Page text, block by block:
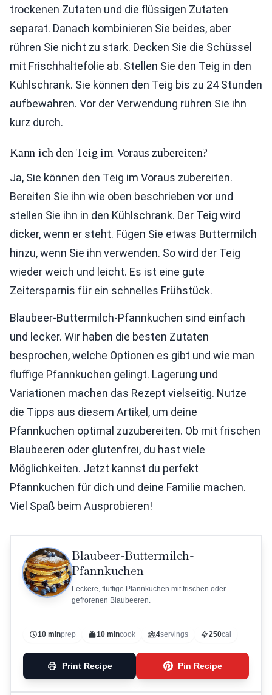
trockenen Zutaten und die flüssigen Zutaten
separat. Danach kombinieren Sie beides, aber
rühren Sie nicht zu stark. Decken Sie die Schüssel
mit Frischhaltefolie ab. Stellen Sie den Teig in den
Kühlschrank. Sie können den Teig bis zu 24 Stunden
aufbewahren. Vor der Verwendung rühren Sie ihn
kurz durch.
Kann ich den Teig im Voraus zubereiten?
Ja, Sie können den Teig im Voraus zubereiten.
Bereiten Sie ihn wie oben beschrieben vor und
stellen Sie ihn in den Kühlschrank. Der Teig wird
dicker, wenn er steht. Fügen Sie etwas Buttermilch
hinzu, wenn Sie ihn verwenden. So wird der Teig
wieder weich und leicht. Es ist eine gute
Zeitersparnis für ein schnelles Frühstück.
Blaubeer-Buttermilch-Pfannkuchen sind einfach
und lecker. Wir haben die besten Zutaten
besprochen, welche Optionen es gibt und wie man
fluffige Pfannkuchen gelingt. Lagerung und
Variationen machen das Rezept vielseitig. Nutze
die Tipps aus diesem Artikel, um deine
Pfannkuchen optimal zuzubereiten. Ob mit frischen
Blaubeeren oder glutenfrei, du hast viele
Möglichkeiten. Jetzt kannst du perfekt
Pfannkuchen für dich und deine Familie machen.
Viel Spaß beim Ausprobieren!
Blaubeer-Buttermilch-
Pfannkuchen
Leckere, fluffige Pfannkuchen mit frischen oder
gefrorenen Blaubeeren.
10 minprep 10 mincook 4servings 250cal
Print Recipe Pin Recipe